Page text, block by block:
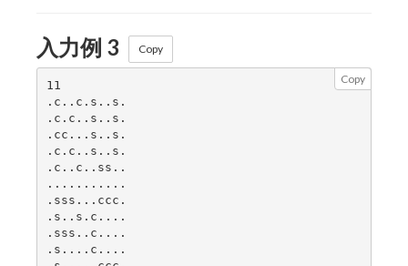
入力例 3 Copy
Copy
11
.c..c.s..s.
.c.c..s..s.
.cc...s..s.
.c.c..s..s.
.c..c..ss..
...........
.sss...ccc.
.s..s.c....
.sss..c....
.s....c....